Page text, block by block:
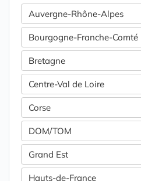
Auvergne-Rhône-Alpes
Bourgogne-Franche-Comté
Bretagne
Centre-Val de Loire
Corse
DOM/TOM
Grand Est
Hauts-de-France